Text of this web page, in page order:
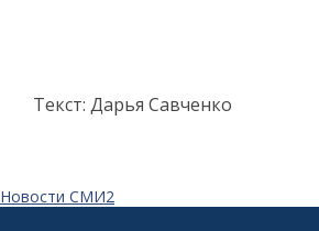
Текст: Дарья Савченко
Новости СМИ2